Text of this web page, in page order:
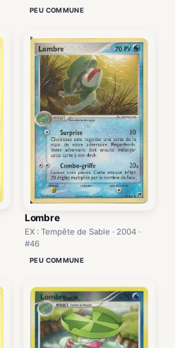
PEU COMMUNE
Lombre
EX : Tempête de Sable · 2004 ·
#46
PEU COMMUNE